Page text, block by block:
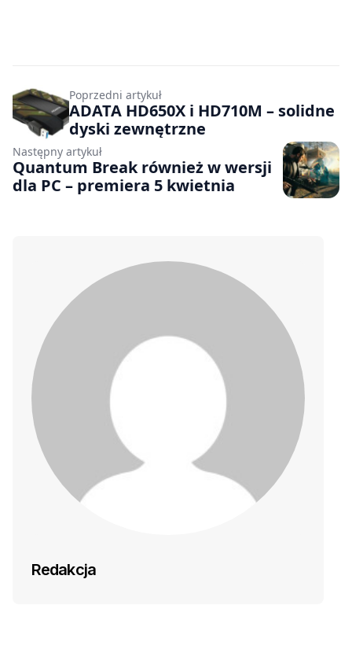
Poprzedni artykuł
ADATA HD650X i HD710M – solidne
dyski zewnętrzne
Następny artykuł
Quantum Break również w wersji
dla PC – premiera 5 kwietnia
Redakcja